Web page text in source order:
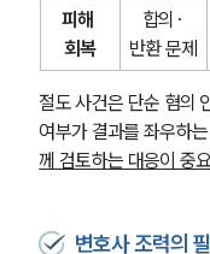
피해
회복
합의·
반환 문제
절도 사건은 단순 혐의
여부가 결과를 좌우하
께 검토하는 대응이 중
변호사 조력의